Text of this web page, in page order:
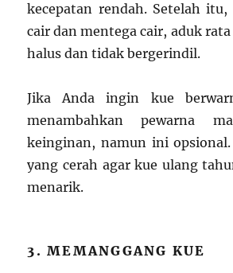
kecepatan rendah. Setelah
cair dan mentega cair, aduk
halus dan tidak bergerindil.
Jika Anda ingin kue
menambahkan pewarna
keinginan, namun ini
yang cerah agar kue ulang
menarik.
3. MEMANGGANG KUE